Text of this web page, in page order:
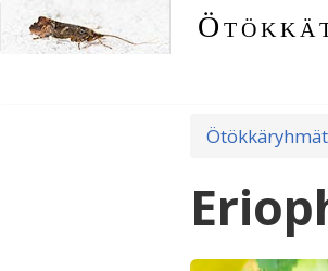
Ötökkäryhmät